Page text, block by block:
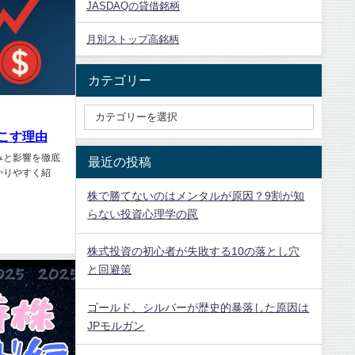
す理由
と影響を徹底
りやすく紹
JASDAQの貸借銘柄
月別ストップ高銘柄
カテゴリー
最近の投稿
株で勝てないのはメンタルが原因？9割が知
らない投資心理学の罠
株式投資の初心者が失敗する10の落とし穴
と回避策
ゴールド、シルバーが歴史的暴落した原因は
JPモルガン